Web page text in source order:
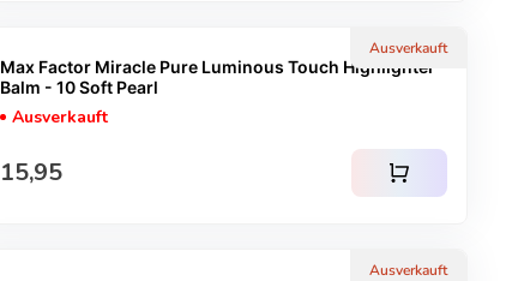
Ausverkauft
Max Factor Miracle Pure Luminous Touch Highlighter
Balm - 10 Soft Pearl
Ausverkauft
Regulärer Preis
15,95 shopping_cart
Ausverkauft